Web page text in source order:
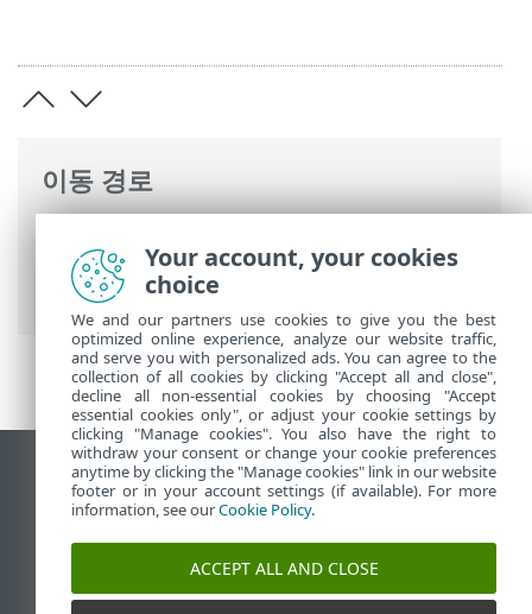
이동 경로
Prem>업그레이드> 데이터베이스 서버 백
업/업그레이드
데스크톱 사이트 보기
End of Life
ESET 지식 베이스
ESET Status Portal
Your account, your cookies
choice
We and our partners use cookies to give you the best
optimized online experience, analyze our website traffic,
and serve you with personalized ads. You can agree to the
collection of all cookies by clicking "Accept all and close",
decline all non-essential cookies by choosing "Accept
essential cookies only", or adjust your cookie settings by
clicking "Manage cookies". You also have the right to
withdraw your consent or change your cookie preferences
anytime by clicking the "Manage cookies" link in our website
footer or in your account settings (if available). For more
information, see ourCookie Policy.
ACCEPT ALL AND CLOSE